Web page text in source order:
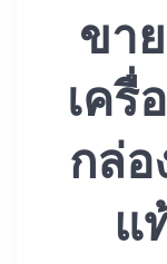
ขา
เครื่
กล่
แ